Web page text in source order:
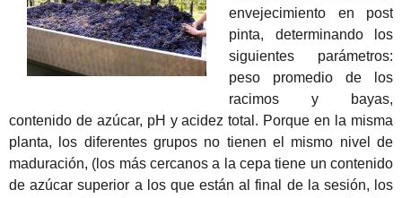
envejecimiento en post
pinta, determinando los
siguientes parámetros:
peso promedio de los
racimos y bayas,
contenido de azúcar, pH y acidez total. Porque en la misma
planta, los diferentes grupos no tienen el mismo nivel de
maduración, (los más cercanos a la cepa tiene un contenido
de azúcar superior a los que están al final de la sesión, los